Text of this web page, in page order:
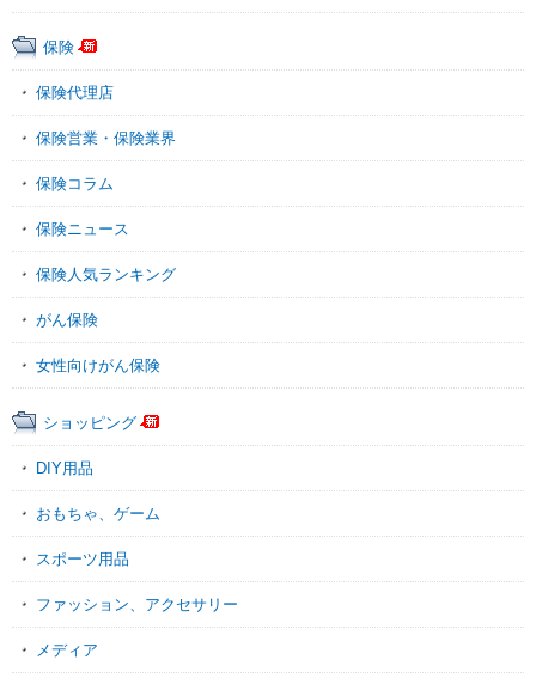
保険
保険代理店
保険営業・保険業界
保険コラム
保険ニュース
保険人気ランキング
がん保険
女性向けがん保険
ショッピング
DIY用品
おもちゃ、ゲーム
スポーツ用品
ファッション、アクセサリー
メディア